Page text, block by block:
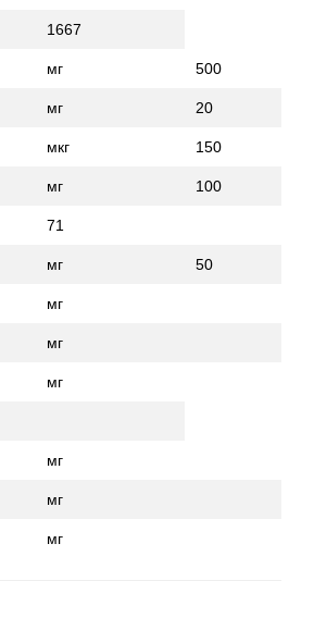
1667
мг 500
мг 20
мкг 150
мг 100
71
мг 50
мг
мг
мг
мг
мг
мг